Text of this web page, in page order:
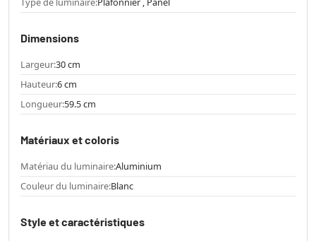
Dimensions
Largeur:30 cm
Hauteur:6 cm
Longueur:59.5 cm
Matériaux et coloris
Matériau du luminaire:Aluminium
Couleur du luminaire:Blanc
Style et caractéristiques